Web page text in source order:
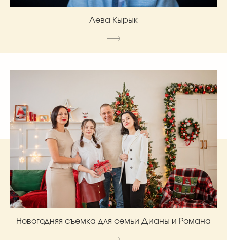
Лева Кырык
Новогодняя съемка для семьи Дианы и Романа